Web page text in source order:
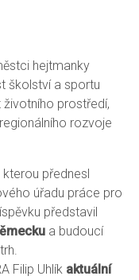
hejtmanky
školství a sportu
prostředí,
rozvoje
přednesl
úřadu práce pro
představil
a budoucí
Filip Uhlík aktuální